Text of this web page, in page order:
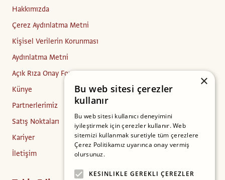
Hakkımızda
Çerez Aydınlatma Metni
Kişisel Verilerin Korunması
Aydınlatma Metni
Açık Rıza Onay Formu
Künye
Partnerlerimiz
Satış Noktaları
Kariyer
İletişim
×
Bu web sitesi çerezler
kullanır
Bu web sitesi kullanıcı deneyimini
iyileştirmek için çerezler kullanır. Web
sitemizi kullanmak suretiyle tüm çerezlere
Çerez Politikamız uyarınca onay vermiş
olursunuz.
KESINLIKLE GEREKLI ÇEREZLER